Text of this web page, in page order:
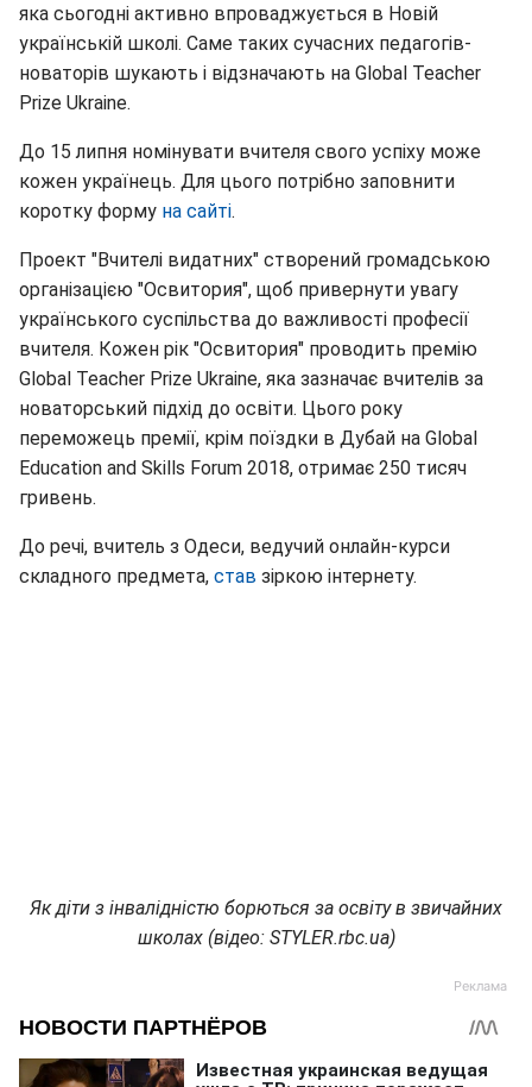
яка сьогодні активно впроваджується в Новій
українській школі. Саме таких сучасних педагогів-
новаторів шукають і відзначають на Global Teacher
Prize Ukraine.
До 15 липня номінувати вчителя свого успіху може
кожен українець. Для цього потрібно заповнити
коротку форму на сайті.
Проект "Вчителі видатних" створений громадською
організацією "Освитория", щоб привернути увагу
українського суспільства до важливості професії
вчителя. Кожен рік "Освитория" проводить премію
Global Teacher Prize Ukraine, яка зазначає вчителів за
новаторський підхід до освіти. Цього року
переможець премії, крім поїздки в Дубай на Global
Education and Skills Forum 2018, отримає 250 тисяч
гривень.
До речі, вчитель з Одеси, ведучий онлайн-курси
складного предмета, став зіркою інтернету.
Як діти з інвалідністю борються за освіту в звичайних
школах (відео: STYLER.rbc.ua)